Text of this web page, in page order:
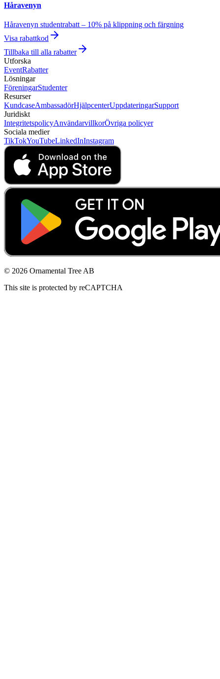
Håravenyn
Håravenyn studentrabatt – 10% på klippning och färgning
Visa rabattkod
Tillbaka till alla rabatter
Utforska
EventRabatter
Lösningar
FöreningarStudenter
Resurser
KundcaseAmbassadörHjälpcenterUppdateringarSupport
Juridiskt
IntegritetspolicyAnvändarvillkorÖvriga policyer
Sociala medier
TikTokYouTubeLinkedInInstagram
© 2026 Ornamental Tree AB
This site is protected by reCAPTCHA